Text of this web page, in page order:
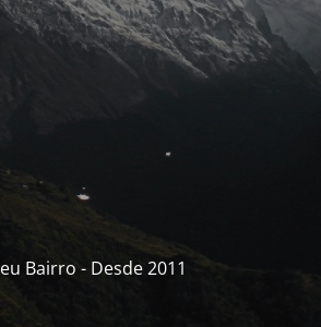
Bairro - Desde 2011